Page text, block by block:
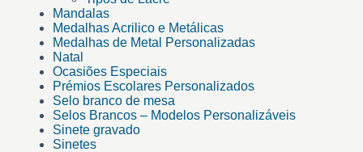
Mandalas
Medalhas Acrilico e Metálicas
Medalhas de Metal Personalizadas
Natal
Ocasiões Especiais
Prémios Escolares Personalizados
Selo branco de mesa
Selos Brancos – Modelos Personalizáveis
Sinete gravado
Sinetes